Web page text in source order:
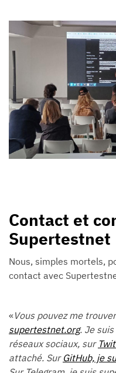
Contact et
Supertestnet
Nous, simples mortels,
contact avec
«Vous pouvez me
supertestnet.org. Je
réseaux sociaux, sur
attaché. Sur GitHub, je